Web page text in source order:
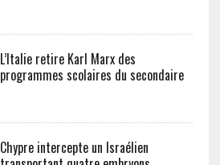
L’Italie retire Karl Marx des
programmes scolaires du secondaire
Chypre intercepte un Israélien